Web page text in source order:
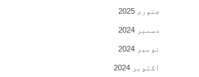
جنوری 2025
دسمبر 2024
نومبر 2024
اکتوبر 2024